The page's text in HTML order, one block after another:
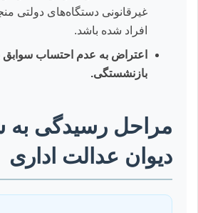
غیرقانونی دستگاه‌های دولتی
افراد شده باشد.
اعتراض به عدم احتساب سوابق
بازنشستگی.
مراحل رسیدگی به
دیوان عدالت اداری